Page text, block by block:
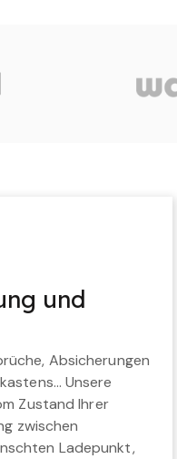
und
Absicherungen
Unsere
Zustand Ihrer
zwischen
Ladepunkt,